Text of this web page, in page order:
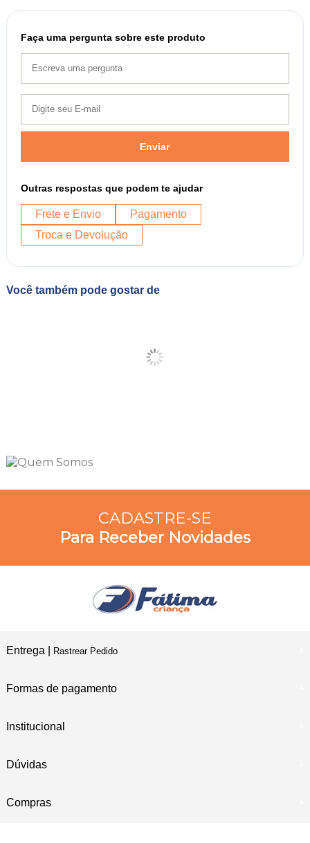
Faça uma pergunta sobre este produto
Enviar
Outras respostas que podem te ajudar
Frete e Envio
Pagamento
Troca e Devolução
Você também pode gostar de
CADASTRE-SE
Para Receber Novidades
Entrega | Rastrear Pedido
Formas de pagamento
Institucional
Dúvidas
Compras